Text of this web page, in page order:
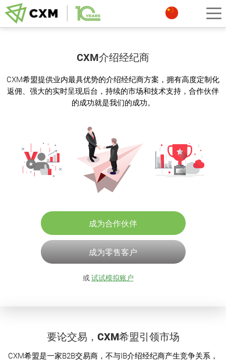
CXM介绍经纪商
CXM希盟提供业内最具优势的介绍经纪商方案，拥有高度定制化
返佣、强大的实时呈现后台，持续的市场和技术支持，合作伙伴
的成功就是我们的成功。
成为合作伙伴
成为零售客户
或试试模拟账户
要论交易，CXM希盟引领市场
CXM希盟是一家B2B交易商，不与IB介绍经纪商产生竞争关系，